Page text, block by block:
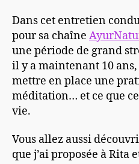
Dans cet entretien
pour sa chaîne
une période de grand
il y a maintenant 10
mettre en place une
méditation… et ce que
vie.
Vous allez aussi
que j’ai proposée à Rita